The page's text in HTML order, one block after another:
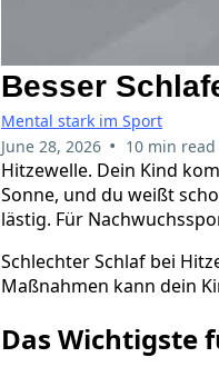
Besser
Mental stark im Sport
June 28, 2026 • 10 min read
Hitzewelle. Dein Kind
Sonne, und du weißt
lästig. Für
Schlechter Schlaf bei
Maßnahmen kann dein
Das Wichtigste